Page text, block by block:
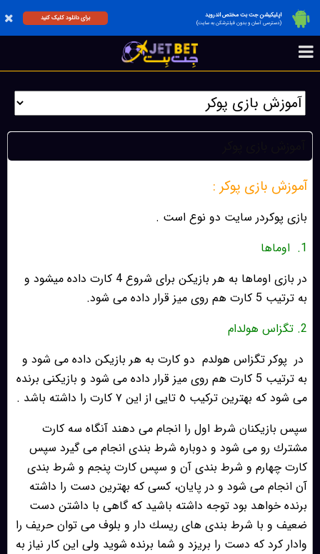
اپلیکیشن جت بت مختص اندروید
(دسترسی آسان و بدون فیلترشکن به سایت)
برای دانلود کلیک کنید
آموزش بازی پوکر :
بازی پوکردر سایت دو نوع است .
1.
اوماها
در بازی اوماها به هر بازیکن برای شروع 4 کارت داده میشود و
به ترتيب 5 كارت هم روى ميز قرار داده مى شود.
2. تگزاس هولدام
در پوكر تگزاس هولدم دو كارت به هر بازيكن داده مى شود و
به ترتيب 5 كارت هم روى ميز قرار داده مى شود و بازيكنى برنده
مى شود كه بهترين تركيب ٥ تايى از اين ٧ كارت را داشته باشد .
سپس بازيكنان شرط اول را انجام مى دهند آنگاه سه كارت
مشترك رو مى شود و دوباره شرط بندى انجام مى گيرد سپس
كارت چهارم و شرط بندى آن و سپس كارت پنجم و شرط بندى
آن انجام مى شود و در پايان، كسى كه بهترين دست را داشته
برنده خواهد بود توجه داشته باشيد كه گاهى با داشتن دست
ضعيف و با شرط بندى هاى ريسك دار و بلوف مى توان حريف را
وادار كرد كه دست را بريزد و شما برنده شويد ولى اين كار نياز به